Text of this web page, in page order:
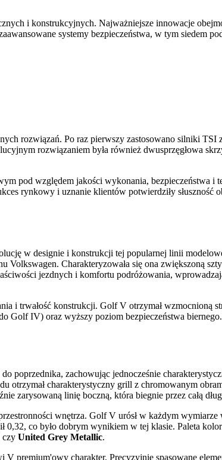
i konstrukcyjnych. Najważniejsze innowacje
systemy bezpieczeństwa, w tym siedem
rozwiązań. Po raz pierwszy zastosowano silniki
rozwiązaniem była również dwusprzęgłowa
pod względem jakości wykonania, bezpieczeństwa
rynkowy i uznanie klientów potwierdziły
w designie i konstrukcji tej popularnej linii
Volkswagen. Charakteryzowała się ona zwiększoną
jezdnych i komfortu podróżowania,
i trwałość konstrukcji. Golf V otrzymał wzmocnioną
Golf IV) oraz wyższy poziom bezpieczeństwa
poprzednika, zachowując jednocześnie
otrzymał charakterystyczny grill z chromowanym
zarysowaną linię boczną, która biegnie przez całą
wnętrza. Golf V urósł w każdym
co było dobrym wynikiem w tej klasie. Paleta
czy United Grey Metallic.
premium'owy charakter. Precyzyjnie spasowane